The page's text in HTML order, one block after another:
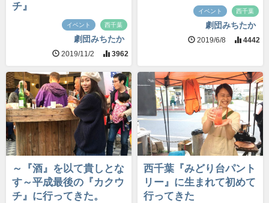
チ』
イベント 西千葉
劇団みちたか
2019/11/2 3962
イベント 西千葉
劇団みちたか
2019/6/8 4442
～『酒』を以て貴しとな
す～平成最後の『カクウ
チ』に行ってきた。
西千葉『みどり台パント
リー』に生まれて初めて
行ってきた